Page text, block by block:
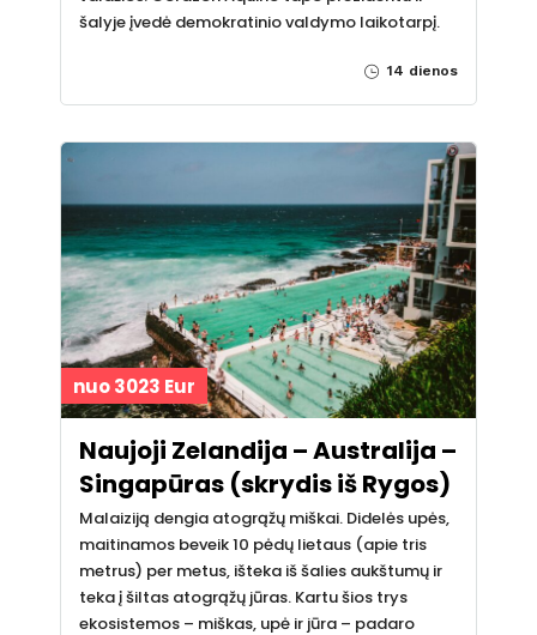
šalyje įvedė demokratinio valdymo laikotarpį.
14 dienos
nuo 3023 Eur
Naujoji Zelandija – Australija –
Singapūras (skrydis iš Rygos)
Malaiziją dengia atogrąžų miškai. Didelės upės,
maitinamos beveik 10 pėdų lietaus (apie tris
metrus) per metus, išteka iš šalies aukštumų ir
teka į šiltas atogrąžų jūras. Kartu šios trys
ekosistemos – miškas, upė ir jūra – padaro